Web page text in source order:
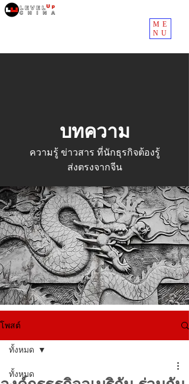
ME
NU
บทความ
ความรู้ ข่าวสาร ที่นักธุรกิจต้องรู้
ส่งตรงจากจีน
โพสต์
ทั้งหมด
ทั้งหมด